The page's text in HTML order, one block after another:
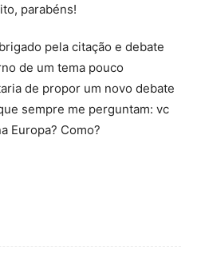
parabéns!
pela citação e debate
de um tema pouco
de propor um novo debate
sempre me perguntam: vc
Europa? Como?